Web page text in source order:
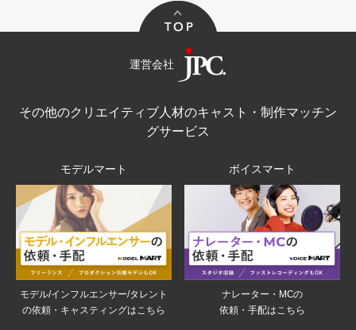
運営会社
その他のクリエイティブ人材のキャスト・制作マッチン
グサービス
モデルマート
モデル/インフルエンサー/タレント
の依頼・キャスティングはこちら
ボイスマート
ナレーター・MCの
依頼・手配はこちら